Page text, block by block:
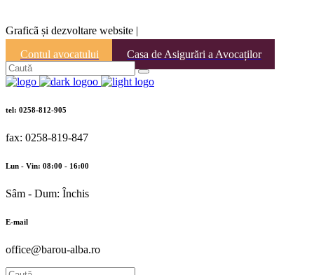
Graficã și dezvoltare website |
Contul avocatului
Casa de Asigurări a Avocaților
tel: 0258-812-905
fax: 0258-819-847
Lun - Vin: 08:00 - 16:00
Sâm - Dum: Închis
E-mail
office@barou-alba.ro